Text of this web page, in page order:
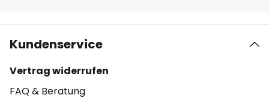
Kundenservice
Vertrag widerrufen
FAQ & Beratung